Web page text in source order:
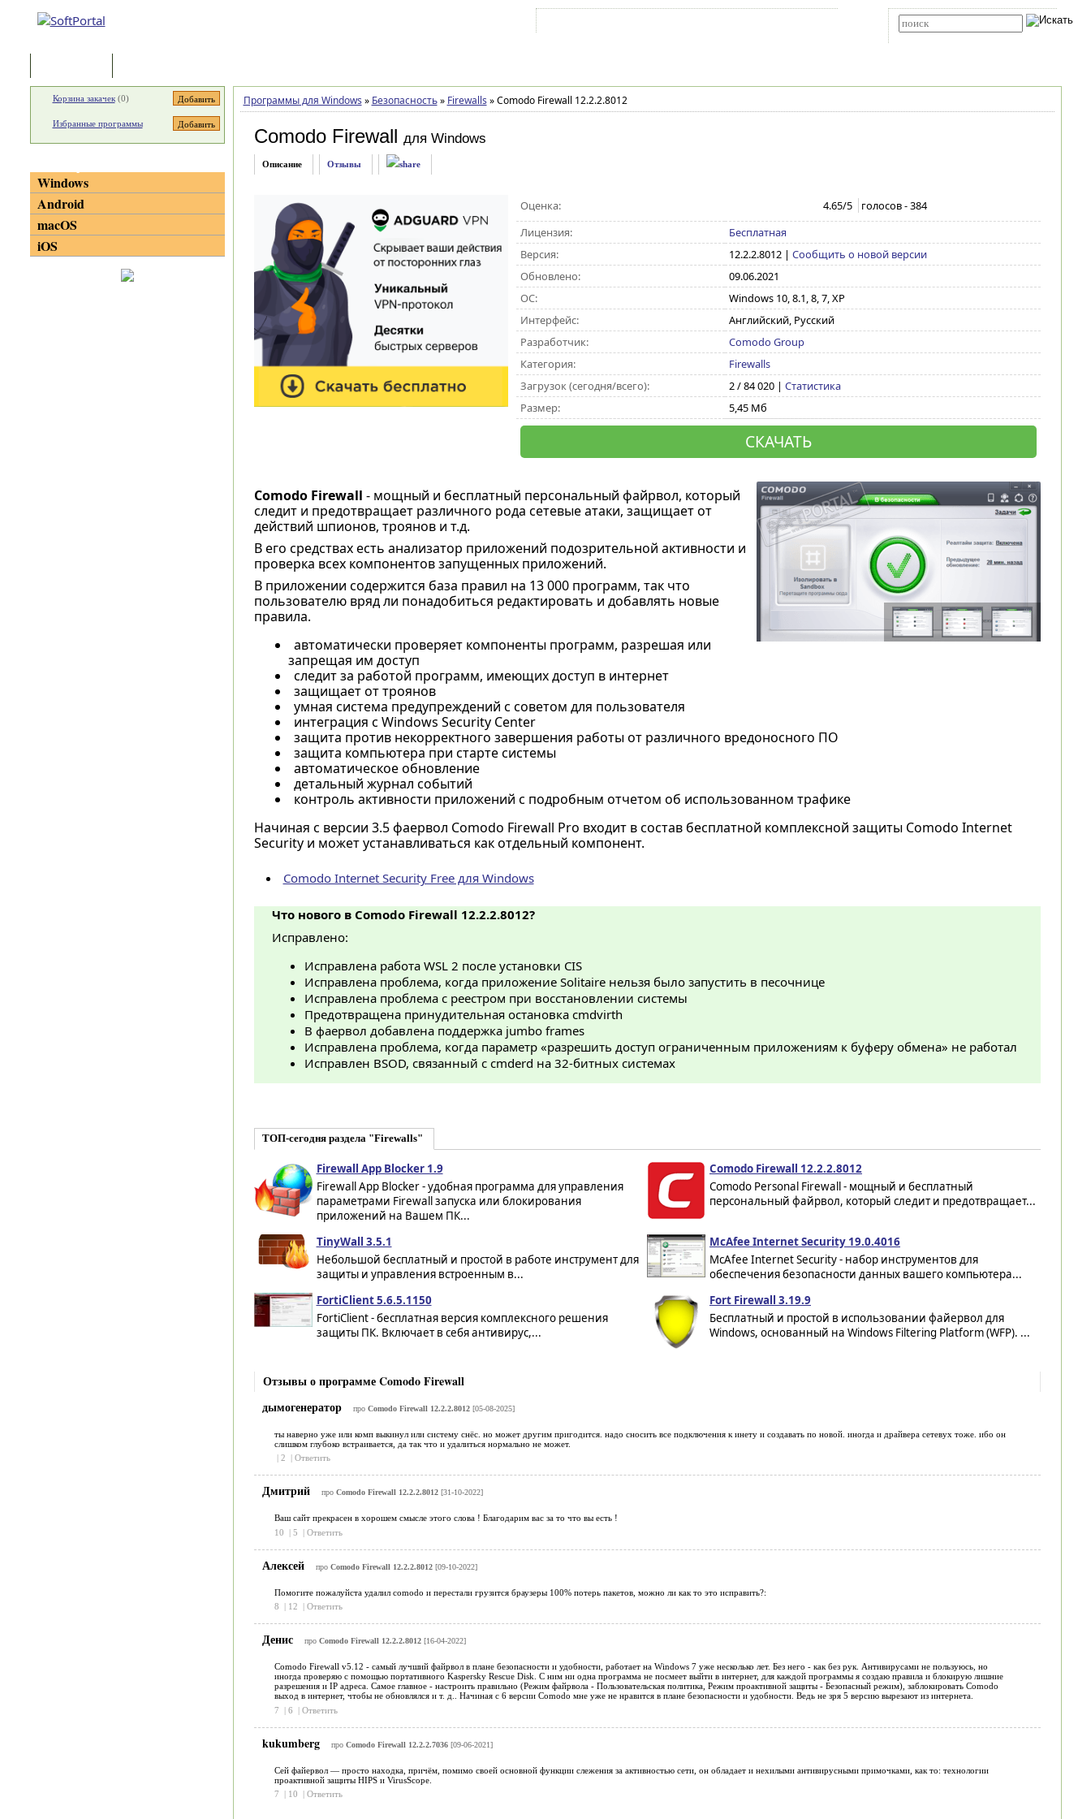
Программы для Windows » Безопасность » Firewalls »Comodo Firewall 12.2.2.8012
Comodo Firewall для Windows
Описание Отзывы
Оценка: 4.65/5 голосов -384
Лицензия:
Бесплатная
Версия:
12.2.2.8012| Сообщить о новой версии
Обновлено:
09.06.2021
ОС:
Windows 10, 8.1, 8, 7, XP
Интерфейс:
Английский, Русский
Разработчик:
Comodo Group
Категория:
Firewalls
Загрузок (сегодня/всего):
2 / 84 020 | Статистика
Размер:
5,45 Мб
СКАЧАТЬ
Comodo Firewall - мощный и бесплатный персональный файрвол, который
следит и предотвращает различного рода сетевые атаки, защищает от
действий шпионов, троянов и т.д.
В его средствах есть анализатор приложений подозрительной активности и
проверка всех компонентов запущенных приложений.
В приложении содержится база правил на 13 000 программ, так что
пользователю вряд ли понадобиться редактировать и добавлять новые
правила.
автоматически проверяет компоненты программ, разрешая или
запрещая им доступ
следит за работой программ, имеющих доступ в интернет
защищает от троянов
умная система предупреждений с советом для пользователя
интеграция с Windows Security Center
защита против некорректного завершения работы от различного вредоносного ПО
защита компьютера при старте системы
автоматическое обновление
детальный журнал событий
контроль активности приложений с подробным отчетом об использованном трафике
Начиная с версии 3.5 фаервол Comodo Firewall Pro входит в состав бесплатной комплексной защиты Comodo Internet
Security и может устанавливаться как отдельный компонент.
Comodo Internet Security Free для Windows
Что нового в Comodo Firewall 12.2.2.8012?
Исправлено:
Исправлена работа WSL 2 после установки CIS
Исправлена проблема, когда приложение Solitaire нельзя было запустить в песочнице
Исправлена проблема с реестром при восстановлении системы
Предотвращена принудительная остановка cmdvirth
В фаервол добавлена поддержка jumbo frames
Исправлена проблема, когда параметр «разрешить доступ ограниченным приложениям к буферу обмена» не работал
Исправлен BSOD, связанный с cmderd на 32-битных системах
ТОП-сегодня раздела "Firewalls"
Firewall App Blocker 1.9
Firewall App Blocker - удобная программа для управления
параметрами Firewall запуска или блокирования
приложений на Вашем ПК...
Comodo Firewall 12.2.2.8012
Comodo Personal Firewall - мощный и бесплатный
персональный файрвол, который следит и предотвращает...
TinyWall 3.5.1
Небольшой бесплатный и простой в работе инструмент для
защиты и управления встроенным в...
McAfee Internet Security 19.0.4016
McAfee Internet Security - набор инструментов для
обеспечения безопасности данных вашего компьютера...
FortiClient 5.6.5.1150
FortiClient - бесплатная версия комплексного решения
защиты ПК. Включает в себя антивирус,...
Fort Firewall 3.19.9
Бесплатный и простой в использовании файервол для
Windows, основанный на Windows Filtering Platform (WFP). ...
Отзывы о программе Comodo Firewall
дымогенератор
про Comodo Firewall 12.2.2.8012[05-08-2025]
ты наверно уже или комп выкинул или систему снёс. но может другим пригодится. надо сносить все подключения к инету и создавать по новой. иногда и драйвера сетевух тоже. ибо он
слишком глубоко встраивается, да так что и удалиться нормально не может.
| 2 | Ответить
Дмитрий про Comodo Firewall 12.2.2.8012[31-10-2022]
Ваш сайт прекрасен в хорошем смысле этого слова ! Благодарим вас за то что вы есть !
10
| 5 | Ответить
Алексей про Comodo Firewall 12.2.2.8012[09-10-2022]
Помогите пожалуйста удалил comodo и перестали грузится браузеры 100% потерь пакетов, можно ли как то это исправить?:
8
| 12 | Ответить
Денис про Comodo Firewall 12.2.2.8012[16-04-2022]
Comodo Firewall v5.12 - самый лучший файрвол в плане безопасности и удобности, работает на Windows 7 уже несколько лет. Без него - как без рук. Антивирусами не пользуюсь, но
иногда проверяю с помощью портативного Kaspersky Rescue Disk. С ним ни одна программа не посмеет выйти в интернет, для каждой программы я создаю правила и блокирую лишние
разрешения и IP адреса. Самое главное - настроить правильно (Режим файрвола - Пользовательская политика, Режим проактивной защиты - Безопасный режим), заблокировать Comodo
выход в интернет, чтобы не обновлялся и т. д.. Начиная с 6 версии Comodo мне уже не нравится в плане безопасности и удобности. Ведь не зря 5 версию вырезают из интернета.
7
| 6 | Ответить
kukumberg про Comodo Firewall 12.2.2.7036[09-06-2021]
Сей файервол — просто находка, причём, помимо своей основной функции слежения за активностью сети, он обладает и нехилыми антивирусными примочками, как то: технологии
проактивной защиты HIPS и VirusScope.
7
| 10 | Ответить
Корзина закачек(0)
Избранные программы
Windows
Android
macOS
iOS